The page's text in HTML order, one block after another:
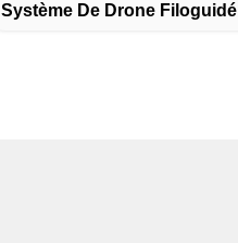
Système De Drone Filoguidé